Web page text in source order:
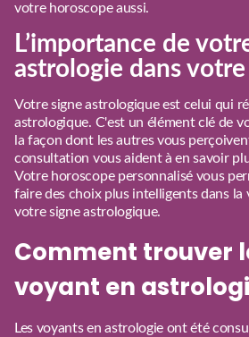
votre horoscope aussi.
L’importance de
astrologie dans
Votre signe astrologique est celui qui
astrologique. C'est un élément clé de
la façon dont les autres vous
consultation vous aident à en savoir
Votre horoscope personnalisé vous
faire des choix plus intelligents dans la
votre signe astrologique.
Comment trouver
voyant en
Les voyants en astrologie ont été